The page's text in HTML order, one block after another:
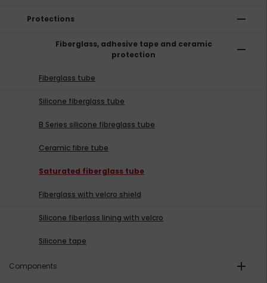
Protections remove
Fiberglass, adhesive tape and ceramic
protection
remove
Fiberglass tube
Silicone fiberglass tube
B Series silicone fibreglass tube
Ceramic fibre tube
Saturated fiberglass tube
Fiberglass with velcro shield
Silicone fiberlass lining with velcro
Silicone tape
Components add